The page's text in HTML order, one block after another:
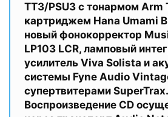
TT3/PSU3 с тонармом Arm
картриджем Hana Umami
новый фонокорректор
LP103 LCR, ламповый
усилитель Viva Solista и
системы Fyne Audio
супертвитерами SuperTrax.
Воспроизведение CD